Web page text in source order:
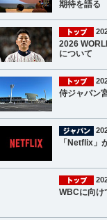
期待を語る
2026
について
侍ジャパン
「Netflix」
WBCに向け